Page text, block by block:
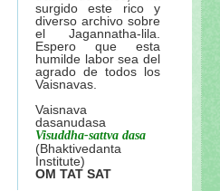
surgido este rico y
diverso archivo sobre
el Jagannatha-lila.
Espero que esta
humilde labor sea del
agrado de todos los
Vaisnavas.
Vaisnava
dasanudasa
Visuddha-sattva dasa
(Bhaktivedanta
Institute)
OM TAT SAT